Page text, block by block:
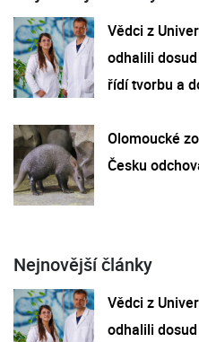
Vědci z
odhalili
řídí tvorbu a
Olomoucké
Česku
Nejnovější články
Vědci z
odhalili